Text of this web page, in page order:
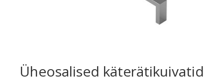
Üheosalised käterätikuivatid